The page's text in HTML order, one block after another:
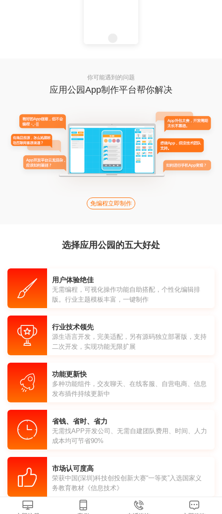
你可能遇到的问题
应用公园App制作平台帮你解决
免编程立即制作
选择应用公园的五大好处
用户体验绝佳
无需编程，可视化操作功能自助搭配，个性化编辑排
版。行业主题模板丰富，一键制作
行业技术领先
源生语言开发，完美适配，另有源码独立部署版，支持
二次开发，实现功能无限扩展
功能更新快
多种功能组件，交友聊天、在线客服、自营电商、信息
发布插件持续更新中
省钱、省时、省力
无需找APP开发公司、无需自建团队费用、时间、人力
成本均可节省90%
市场认可度高
荣获中国(深圳)科技创投创新大赛“一等奖”入选国家义
务教育教材《信息技术》